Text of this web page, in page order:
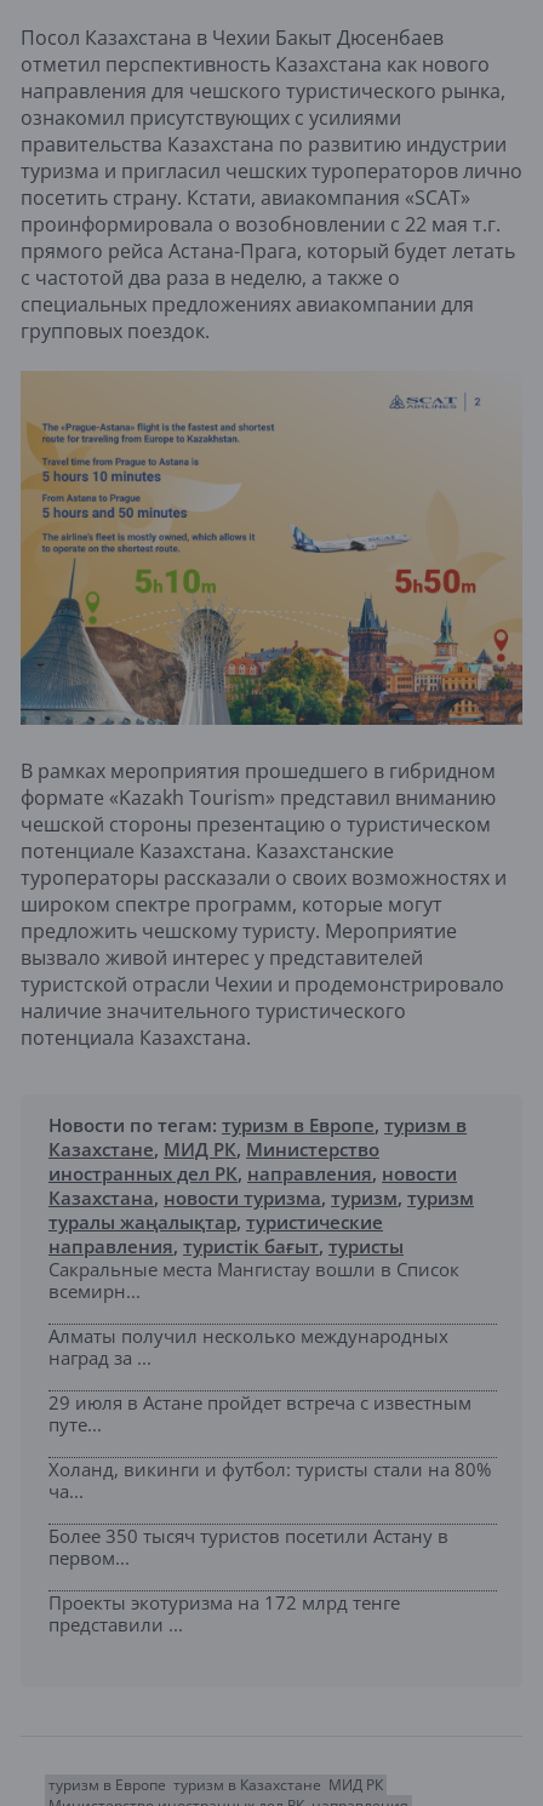
Посол Казахстана в Чехии Бакыт Дюсенбаев
отметил перспективность Казахстана как нового
направления для чешского туристического рынка,
ознакомил присутствующих с усилиями
правительства Казахстана по развитию индустрии
туризма и пригласил чешских туроператоров лично
посетить страну. Кстати, авиакомпания «SCAT»
проинформировала о возобновлении с 22 мая т.г.
прямого рейса Астана-Прага, который будет летать
с частотой два раза в неделю, а также о
специальных предложениях авиакомпании для
групповых поездок.
В рамках мероприятия прошедшего в гибридном
формате «Kazakh Tourism» представил вниманию
чешской стороны презентацию о туристическом
потенциале Казахстана. Казахстанские
туроператоры рассказали о своих возможностях и
широком спектре программ, которые могут
предложить чешскому туристу. Мероприятие
вызвало живой интерес у представителей
туристской отрасли Чехии и продемонстрировало
наличие значительного туристического
потенциала Казахстана.
Новости по тегам: туризм в Европе, туризм в
Казахстане, МИД РК, Министерство
иностранных дел РК, направления, новости
Казахстана, новости туризма, туризм, туризм
туралы жаңалықтар, туристические
направления, туристік бағыт, туристы
Сакральные места Мангистау вошли в Список
всемирн...
Алматы получил несколько международных
наград за ...
29 июля в Астане пройдет встреча с известным
путе...
Холанд, викинги и футбол: туристы стали на 80%
ча...
Более 350 тысяч туристов посетили Астану в
первом...
Проекты экотуризма на 172 млрд тенге
представили ...
туризм в Европе туризм в Казахстане МИД РК